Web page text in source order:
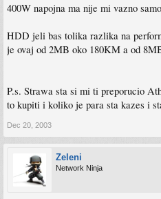
400W napojna ma nije mi vazno
HDD jeli bas tolika razlika na
je ovaj od 2MB oko 180KM a od
P.s. Strawa sta si mi ti preporucio
to kupiti i koliko je para sta kazes i
Dec 20, 2003
Zeleni
Network Ninja